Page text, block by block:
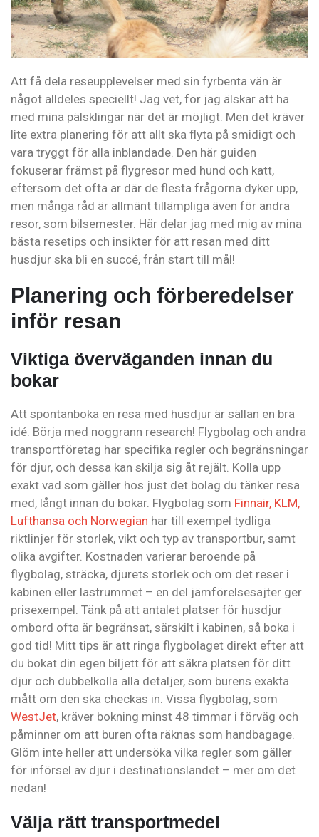
Att få dela reseupplevelser med sin fyrbenta vän är
något alldeles speciellt! Jag vet, för jag älskar att ha
med mina pälsklingar när det är möjligt. Men det kräver
lite extra planering för att allt ska flyta på smidigt och
vara tryggt för alla inblandade. Den här guiden
fokuserar främst på flygresor med hund och katt,
eftersom det ofta är där de flesta frågorna dyker upp,
men många råd är allmänt tillämpliga även för andra
resor, som bilsemester. Här delar jag med mig av mina
bästa resetips och insikter för att resan med ditt
husdjur ska bli en succé, från start till mål!
Planering och förberedelser
inför resan
Viktiga överväganden innan du
bokar
Att spontanboka en resa med husdjur är sällan en bra
idé. Börja med noggrann research! Flygbolag och andra
transportföretag har specifika regler och begränsningar
för djur, och dessa kan skilja sig åt rejält. Kolla upp
exakt vad som gäller hos just det bolag du tänker resa
med, långt innan du bokar. Flygbolag som Finnair, KLM,
Lufthansa och Norwegian har till exempel tydliga
riktlinjer för storlek, vikt och typ av transportbur, samt
olika avgifter. Kostnaden varierar beroende på
flygbolag, sträcka, djurets storlek och om det reser i
kabinen eller lastrummet – en del jämförelsesajter ger
prisexempel. Tänk på att antalet platser för husdjur
ombord ofta är begränsat, särskilt i kabinen, så boka i
god tid! Mitt tips är att ringa flygbolaget direkt efter att
du bokat din egen biljett för att säkra platsen för ditt
djur och dubbelkolla alla detaljer, som burens exakta
mått om den ska checkas in. Vissa flygbolag, som
WestJet, kräver bokning minst 48 timmar i förväg och
påminner om att buren ofta räknas som handbagage.
Glöm inte heller att undersöka vilka regler som gäller
för införsel av djur i destinationslandet – mer om det
nedan!
Välja rätt transportmedel